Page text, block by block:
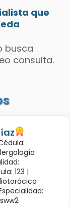
que
busca
consulta.
123 |